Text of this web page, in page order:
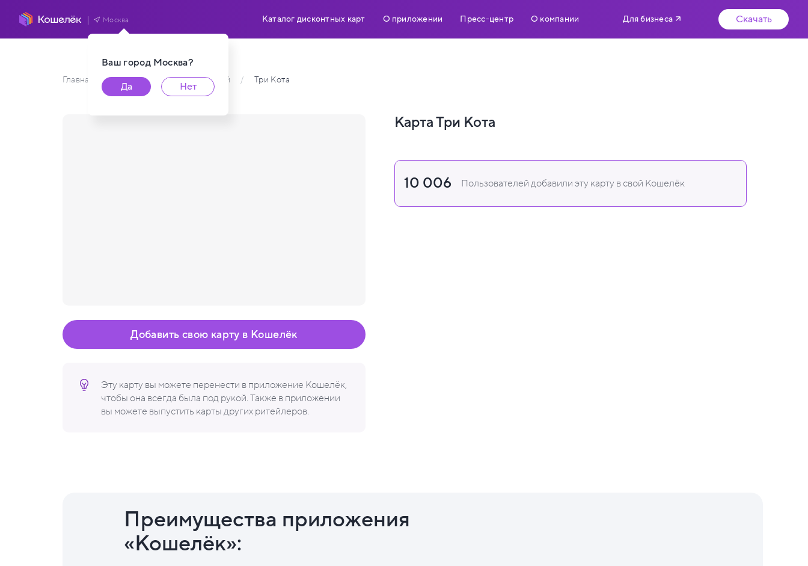
Ваш город Москва?
Да
Нет
Москва Каталог дисконтных карт О приложении Пресс-центр О компании Для бизнеса Скачать
Главная / Каталог карт пользователей / Три Кота
Эту карту вы можете перенести в приложение Кошелёк,
чтобы она всегда была под рукой. Также в приложении
вы можете выпустить карты других ритейлеров.
Добавить свою карту в Кошелёк
Карта Три Кота
10 006 Пользователей добавили эту карту в свой Кошелёк
Преимущества приложения
«Кошелёк»: